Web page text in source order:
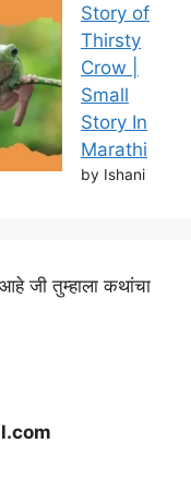
Story of
Thirsty
Crow |
Small
Story In
Marathi
by Ishani
जी तुम्हाला कथांचा